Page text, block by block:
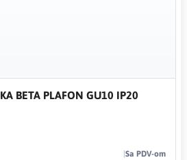
BETA PLAFON GU10 IP20
Sa PDV-om